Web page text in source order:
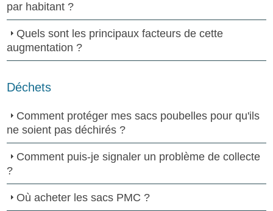
par habitant ?
Quels sont les principaux facteurs de cette
augmentation ?
Déchets
Comment protéger mes sacs poubelles pour qu'ils
ne soient pas déchirés ?
Comment puis-je signaler un problème de collecte
?
Où acheter les sacs PMC ?